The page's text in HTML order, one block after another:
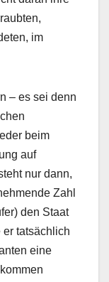
im
– es sei denn
beim
auf
nur dann,
Zahl
den Staat
tatsächlich
eine